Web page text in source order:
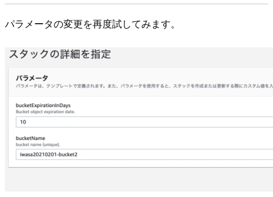
パラメータの変更を再度試してみます。